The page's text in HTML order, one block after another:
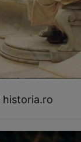
historia.ro